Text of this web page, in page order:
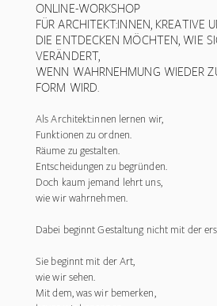
ONLINE-WORKSHOP
FÜR ARCHITEKT:INNEN, KREATIVE
DIE ENTDECKEN MÖCHTEN, WIE
VERÄNDERT,
WENN WAHRNEHMUNG WIEDER
FORM WIRD.
Als Architekt:innen lernen wir,
Funktionen zu ordnen.
Räume zu gestalten.
Entscheidungen zu begründen.
Doch kaum jemand lehrt uns,
wie wir wahrnehmen.
Dabei beginnt Gestaltung nicht mit der
Sie beginnt mit der Art,
wie wir sehen.
Mit dem, was wir bemerken,